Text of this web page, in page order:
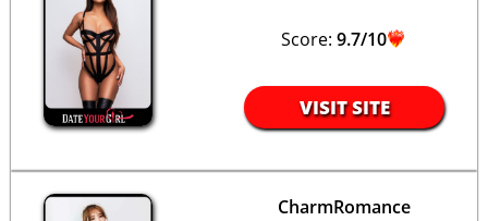
Score: 9.7/10
VISIT SITE
CharmRomance